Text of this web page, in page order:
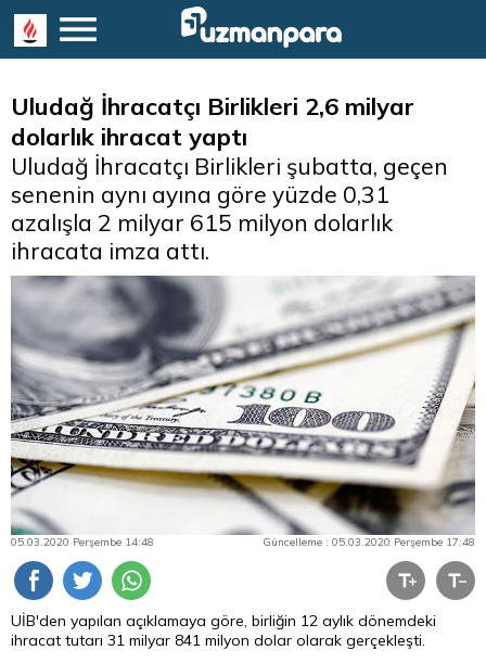
Uludağ İhracatçı Birlikleri 2,6 milyar
dolarlık ihracat yaptı
Uludağ İhracatçı Birlikleri şubatta, geçen
senenin aynı ayına göre yüzde 0,31
azalışla 2 milyar 615 milyon dolarlık
ihracata imza attı.
05.03.2020 Perşembe 14:48 Güncelleme : 05.03.2020 Perşembe 17:48
UİB'den yapılan açıklamaya göre, birliğin 12 aylık dönemdeki
ihracat tutarı 31 milyar 841 milyon dolar olarak gerçekleşti.